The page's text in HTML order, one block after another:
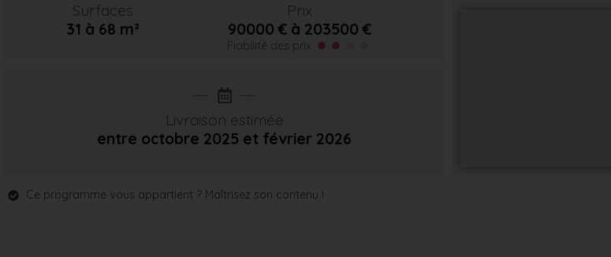
Surfaces
31 à 68 m²
Prix
90000 € à 203500 €
Fiabilité des prix
Livraison estimée
entre octobre 2025 et février 2026
Ce programme vous appartient ? Maîtrisez son contenu !